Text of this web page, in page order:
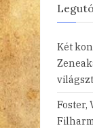
Két
Foster,